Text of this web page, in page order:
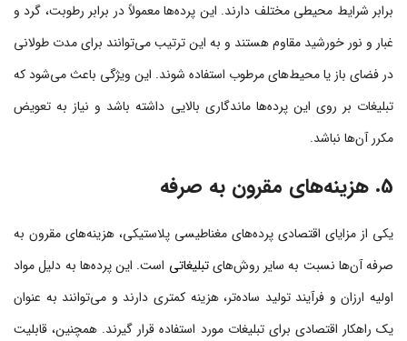
برابر شرایط محیطی مختلف دارند. این پرده‌ها معمولاً در برابر رطوبت، گرد و
غبار و نور خورشید مقاوم هستند و به این ترتیب می‌توانند برای مدت طولانی
در فضای باز یا محیط‌های مرطوب استفاده شوند. این ویژگی باعث می‌شود که
تبلیغات بر روی این پرده‌ها ماندگاری بالایی داشته باشد و نیاز به تعویض
مکرر آن‌ها نباشد.
5. هزینه‌های مقرون به صرفه
یکی از مزایای اقتصادی پرده‌های مغناطیسی پلاستیکی، هزینه‌های مقرون به
صرفه آن‌ها نسبت به سایر روش‌هایتبلیغاتی است. این پرده‌ها به دلیل مواد
اولیه ارزان و فرآیند تولید ساده‌تر، هزینه کمتری دارند و می‌توانند به عنوان
یک راهکار اقتصادی برای تبلیغات مورد استفاده قرار گیرند. همچنین، قابلیت